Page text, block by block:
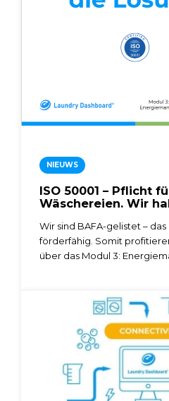
NIEUWS
ISO 50001 – Pflicht
Wäschereien. Wir
Wir sind BAFA-gelistet –
förderfähig. Somit
über das Modul 3: